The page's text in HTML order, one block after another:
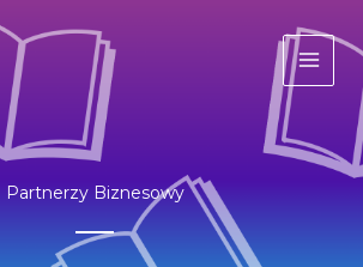
Partnerzy Biznesowy